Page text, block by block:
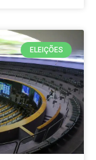
ELEIÇÕES